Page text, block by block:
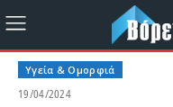
Υγεία & Ομορφιά
19/04/2024